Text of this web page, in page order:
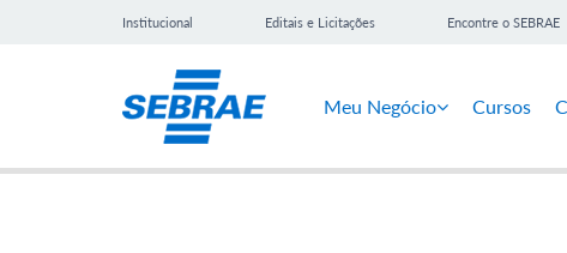
Institucional Editais e Licitações Encontre o SEBRAE
Meu Negócio Cursos